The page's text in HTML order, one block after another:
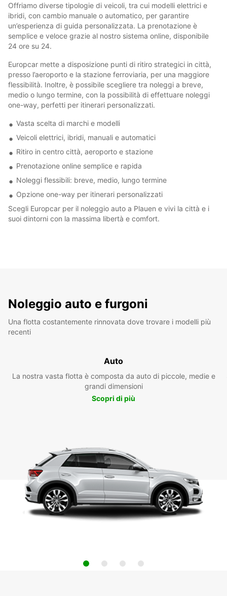
Offriamo diverse tipologie di veicoli, tra cui modelli elettrici e
ibridi, con cambio manuale o automatico, per garantire
un’esperienza di guida personalizzata. La prenotazione è
semplice e veloce grazie al nostro sistema online, disponibile
24 ore su 24.
Europcar mette a disposizione punti di ritiro strategici in città,
presso l’aeroporto e la stazione ferroviaria, per una maggiore
flessibilità. Inoltre, è possibile scegliere tra noleggi a breve,
medio o lungo termine, con la possibilità di effettuare noleggi
one-way, perfetti per itinerari personalizzati.
Vasta scelta di marchi e modelli
Veicoli elettrici, ibridi, manuali e automatici
Ritiro in centro città, aeroporto e stazione
Prenotazione online semplice e rapida
Noleggi flessibili: breve, medio, lungo termine
Opzione one-way per itinerari personalizzati
Scegli Europcar per il noleggio auto a Plauen e vivi la città e i
suoi dintorni con la massima libertà e comfort.
Noleggio auto e furgoni
Una flotta costantemente rinnovata dove trovare i modelli più
recenti
Auto
La nostra vasta flotta è composta da auto di piccole, medie e
grandi dimensioni
Scopri di più